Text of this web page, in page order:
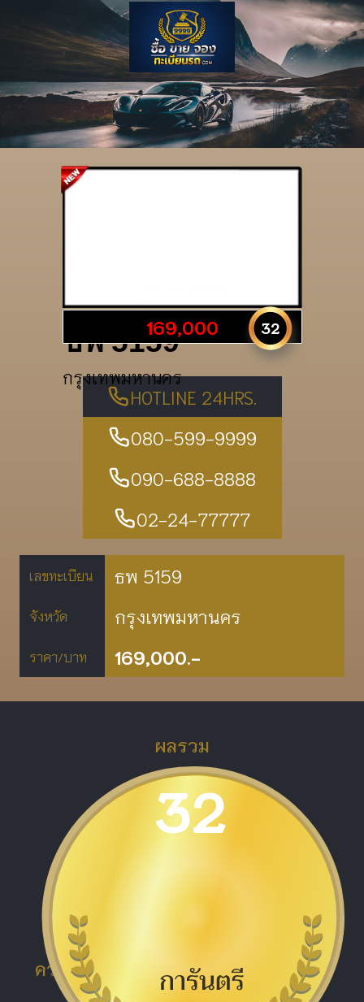
ธพ 5159
กรุงเทพมหานคร
169,000 32
HOTLINE 24HRS.
080-599-9999
090-688-8888
02-24-77777
เลขทะเบียน ธพ 5159
จังหวัด กรุงเทพมหานคร
ราคา/บาท 169,000.-
ผลรวม
32
ดีมาก
ความหมายผลรวม หมายเลข 32 เสน่ห์
แรง